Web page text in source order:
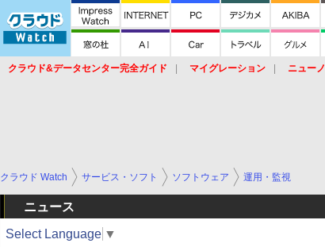
クラウド&データセンター完全ガイド マイグレーション ニュー
クラウド Watch サービス・ソフト ソフトウェア 運用・監視
ニュース
Select Language ▼